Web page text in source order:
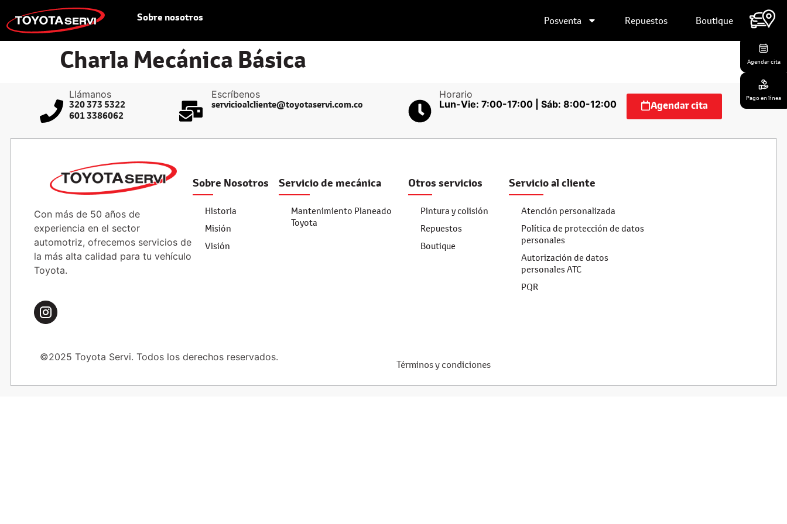
Sobre nosotros Posventa Repuestos Boutique
Charla Mecánica Básica
Llámanos
320 373 5322
601 3386062
Escríbenos
servicioalcliente@toyotaservi.com.co
Horario
Lun-Vie: 7:00-17:00 | Sáb: 8:00-12:00
Agendar cita
Con más de 50 años de
experiencia en el sector
automotriz, ofrecemos servicios de
la más alta calidad para tu vehículo
Toyota.
Sobre Nosotros
Historia
Misión
Visión
Servicio de mecánica
Mantenimiento Planeado
Toyota
Otros servicios
Pintura y colisión
Repuestos
Boutique
Servicio al cliente
Atención personalizada
Política de protección de datos
personales
Autorización de datos
personales ATC
PQR
©2025 Toyota Servi. Todos los derechos reservados.
Términos y condiciones
Contáctanos
Agendar cita
Pago en línea